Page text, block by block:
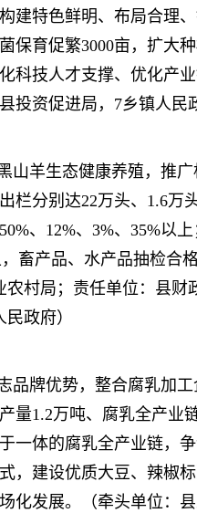
建特色鲜明、布局合理
保育促繁3000亩，扩大
科技人才支撑、优化产
投资促进局，7乡镇人民
山羊生态健康养殖，推
栏分别达22万头、1.6
、12%、3%、35%以
畜产品、水产品抽检
村局；责任单位：县
政府）
品牌优势，整合腐乳加
量1.2万吨、腐乳全产
一体的腐乳全产业链，
，建设优质大豆、辣
化发展。（牵头单位：